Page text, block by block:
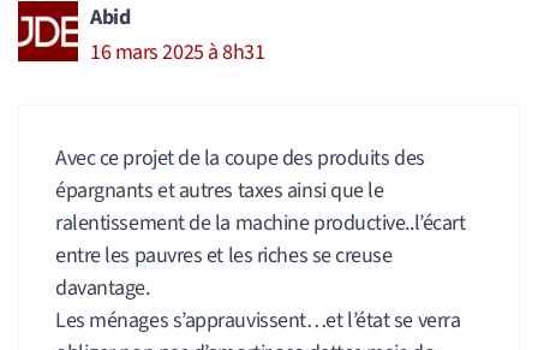
Abid
16 mars 2025 à 8h31
Avec ce projet de la coupe des produits des
épargnants et autres taxes ainsi que le
ralentissement de la machine productive..l’écart
entre les pauvres et les riches se creuse
davantage.
Les ménages s’apprauvissent…et l’état se verra